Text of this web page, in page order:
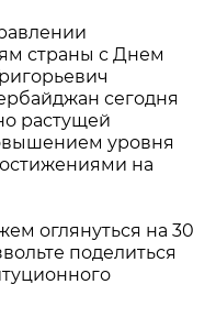
страны с Днем
сегодня
растущей
уровня
на
оглянуться на 30
поделиться